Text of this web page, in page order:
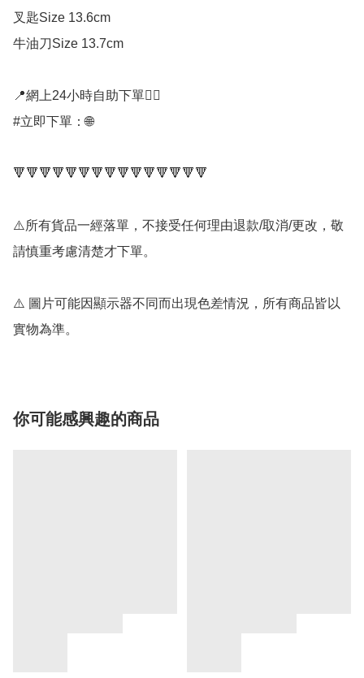
叉匙Size 13.6cm
牛油刀Size 13.7cm
📍網上24小時自助下單👍🏻
#立即下單：🌐
🔻🔻🔻🔻🔻🔻🔻🔻🔻🔻🔻🔻🔻🔻🔻
⚠️所有貨品一經落單，不接受任何理由退款/取消/更改，敬
請慎重考慮清楚才下單。
⚠️ 圖片可能因顯示器不同而出現色差情況，所有商品皆以
實物為準。
你可能感興趣的商品